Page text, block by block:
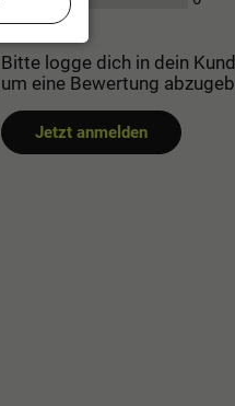
Bitte logge dich in dein
um eine Bewertung
Jetzt anmelden